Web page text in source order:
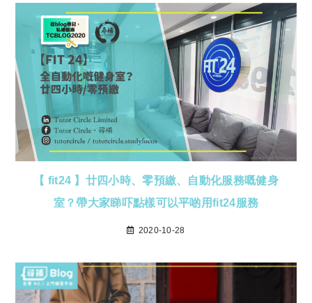
【 fit24 】廿四小時、零預繳、自動化服務嘅健身
室？帶大家睇吓點樣可以平啲用fit24服務
2020-10-28